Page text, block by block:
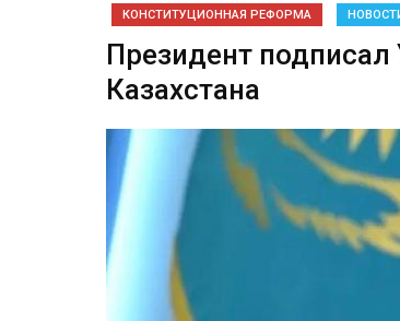
КОНСТИТУЦИОННАЯ РЕФОРМА
Президент подписал
Казахстана